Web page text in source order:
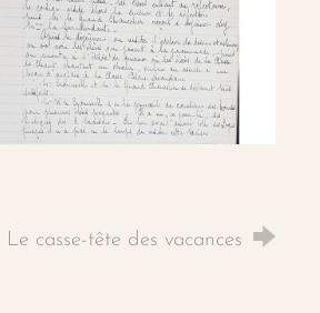
Le casse-tête des vacances